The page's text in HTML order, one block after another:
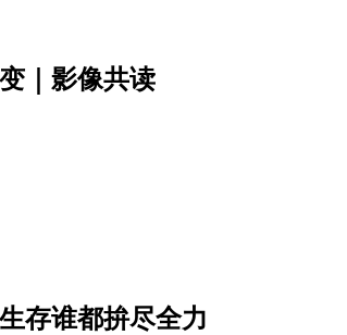
｜影像共读
存谁都拚尽全力